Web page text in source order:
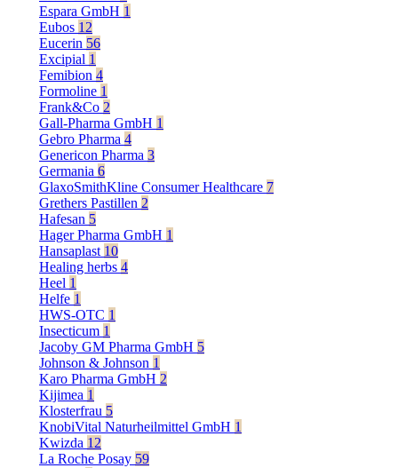
Espara GmbH 1
Eubos 12
Eucerin 56
Excipial 1
Femibion 4
Formoline 1
Frank&Co 2
Gall-Pharma GmbH 1
Gebro Pharma 4
Genericon Pharma 3
Germania 6
GlaxoSmithKline Consumer Healthcare 7
Grethers Pastillen 2
Hafesan 5
Hager Pharma GmbH 1
Hansaplast 10
Healing herbs 4
Heel 1
Helfe 1
HWS-OTC 1
Insecticum 1
Jacoby GM Pharma GmbH 5
Johnson & Johnson 1
Karo Pharma GmbH 2
Kijimea 1
Klosterfrau 5
KnobiVital Naturheilmittel GmbH 1
Kwizda 12
La Roche Posay 59